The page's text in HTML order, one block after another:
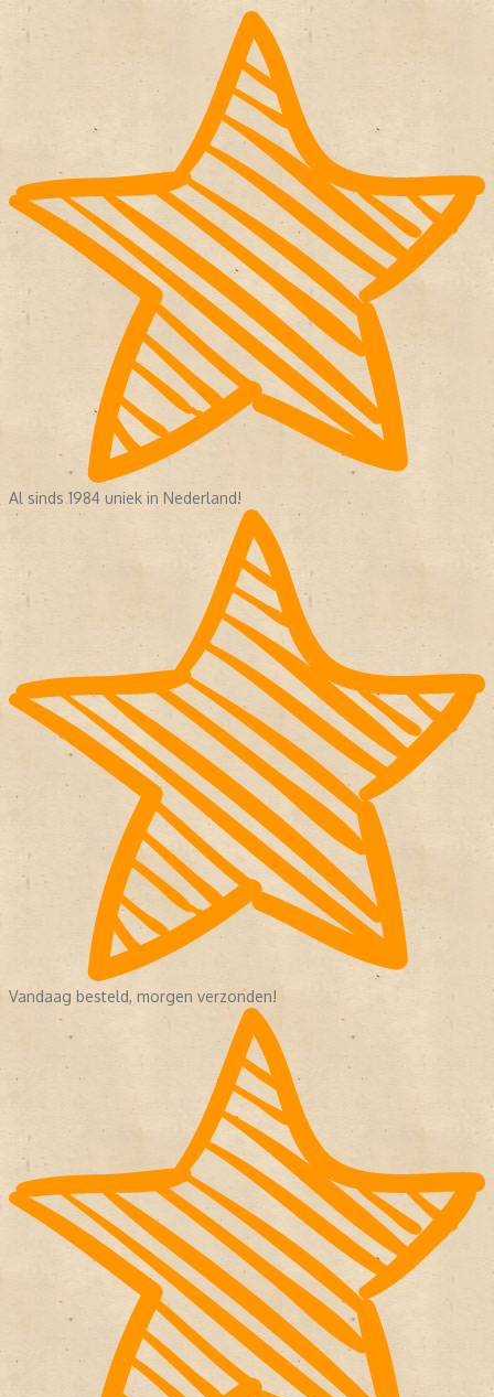
Al sinds 1984 uniek in Nederland!
Vandaag besteld, morgen verzonden!